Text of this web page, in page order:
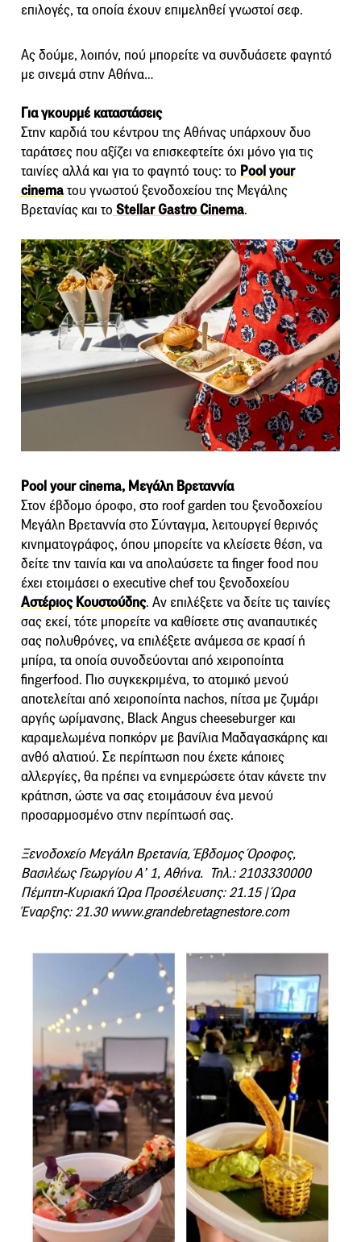
επιλογές, τα οποία έχουν επιμεληθεί γνωστοί σεφ.
Ας δούμε, λοιπόν, πού μπορείτε να συνδυάσετε φαγητό
με σινεμά στην Αθήνα…
Για γκουρμέ καταστάσεις
Στην καρδιά του κέντρου της Αθήνας υπάρχουν δυο
ταράτσες που αξίζει να επισκεφτείτε όχι μόνο για τις
ταινίες αλλά και για το φαγητό τους: το Pool your
cinemaτου γνωστού ξενοδοχείου της Μεγάλης
Βρετανίας και το Stellar Gastro Cinema.
Pool your cinema, Μεγάλη Βρεταννία
Στον έβδομο όροφο, στο roof garden του ξενοδοχείου
Μεγάλη Βρεταννία στο Σύνταγμα, λειτουργεί θερινός
κινηματογράφος, όπου μπορείτε να κλείσετε θέση, να
δείτε την ταινία και να απολαύσετε τα finger food που
έχει ετοιμάσει ο executive chef του ξενοδοχείου
Αστέριος Κουστούδης. Αν επιλέξετε να δείτε τις ταινίες
σας εκεί, τότε μπορείτε να καθίσετε στις αναπαυτικές
σας πολυθρόνες, να επιλέξετε ανάμεσα σε κρασί ή
μπίρα, τα οποία συνοδεύονται από χειροποίητα
fingerfood. Πιο συγκεκριμένα, το ατομικό μενού
αποτελείται από χειροποίητα nachos, πίτσα με ζυμάρι
αργής ωρίμανσης, Black Angus cheeseburger και
καραμελωμένα ποπκόρν με βανίλια Μαδαγασκάρης και
ανθό αλατιού. Σε περίπτωση που έχετε κάποιες
αλλεργίες, θα πρέπει να ενημερώσετε όταν κάνετε την
κράτηση, ώστε να σας ετοιμάσουν ένα μενού
προσαρμοσμένο στην περίπτωσή σας.
Ξενοδοχείο Μεγάλη Βρετανία, Έβδομος Όροφος,
Βασιλέως Γεωργίου Α’ 1, Αθήνα. Τηλ.: 2103330000
Πέμπτη-Κυριακή Ώρα Προσέλευσης: 21.15 | Ώρα
Έναρξης: 21.30 www.grandebretagnestore.com